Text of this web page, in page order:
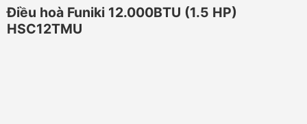
Điều hoà Funiki 12.000BTU (1.5 HP)
HSC12TMU